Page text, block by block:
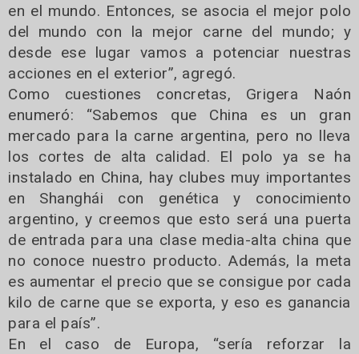
en el mundo. Entonces, se asocia el mejor polo
del mundo con la mejor carne del mundo; y
desde ese lugar vamos a potenciar nuestras
acciones en el exterior”, agregó.
Como cuestiones concretas, Grigera Naón
enumeró: “Sabemos que China es un gran
mercado para la carne argentina, pero no lleva
los cortes de alta calidad. El polo ya se ha
instalado en China, hay clubes muy importantes
en Shanghái con genética y conocimiento
argentino, y creemos que esto será una puerta
de entrada para una clase media-alta china que
no conoce nuestro producto. Además, la meta
es aumentar el precio que se consigue por cada
kilo de carne que se exporta, y eso es ganancia
para el país”.
En el caso de Europa, “sería reforzar la